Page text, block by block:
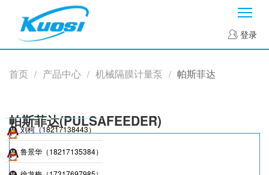
登录
首页 / 产品中心 / 机械隔膜计量泵 / 帕斯菲达
帕斯菲达(PULSAFEEDER)
刘柯（18217138443）
鲁景华（18217135384）